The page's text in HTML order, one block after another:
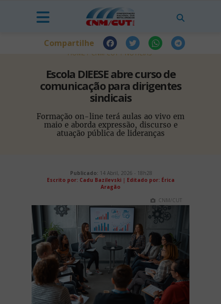
HOME CNM-CUT NOTÍCIAS
Escola DIEESE abre curso de
comunicação para dirigentes
sindicais
Formação on-line terá aulas ao vivo em
maio e aborda expressão, discurso e
atuação pública de lideranças
Compartilhe
Publicado: 14 Abril, 2026 - 18h28
Escrito por: Cadu Bazilevski| Editado por: Érica
Aragão
CNM/CUT